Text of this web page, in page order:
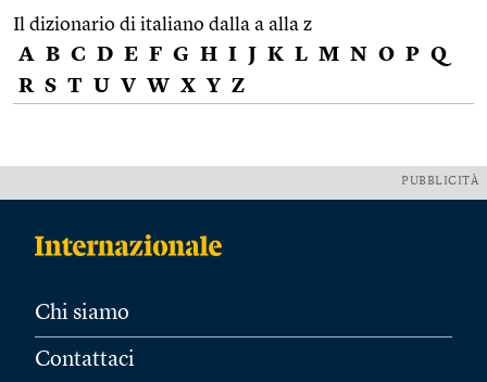
Il dizionario di italiano dalla a alla z
A B C D E F G H I J K L M N O P Q
R S T U V W X Y Z
PUBBLICITÀ
Chi siamo
Contattaci